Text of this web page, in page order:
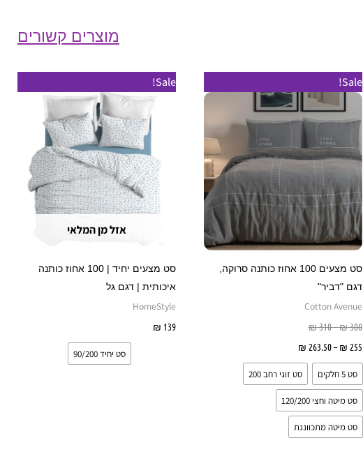
מוצרים קשורים
Sale!
סט מצעים 100 אחוז כותנה סרוקה,
דגם "דביר"
Cotton Avenue
₪300
–
₪310
מחירים:
⁦₪ 300⁩
עד
₪ 255
–
₪ 263.50
מחירים:
עד
מספר
סוגים.
ניתן
לבחור
את
האפשרויות
סט 5 חלקים סט זוגי רחב 200
סט מיטה וחצי 120/200
סט מיטה מתכווננת
Sale!
אזל מן המלאי
סט מצעים יחיד | 100 אחוז כותנה
איכותית | דגם גל
HomeStyle
₪ 139
זה
יש
מספר
סוגים.
ניתן
לבחור
בעמוד
סט יחיד 90/200